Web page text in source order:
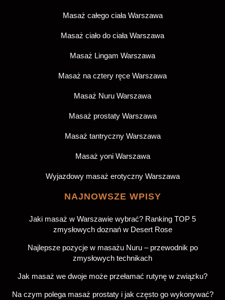
Masaż całego ciała Warszawa
Masaż ciało do ciała Warszawa
Masaż Lingam Warszawa
Masaż na cztery ręce Warszawa
Masaż Nuru Warszawa
Masaż prostaty Warszawa
Masaż tantryczny Warszawa
Masaż yoni Warszawa
Wyjazdowy masaż erotyczny Warszawa
NAJNOWSZE WPISY
Jaki masaż w Warszawie wybrać? Ranking TOP 5
zmysłowych doznań w Desert Rose
Najlepsze pozycje w masażu Nuru – przewodnik po
zmysłowych technikach
Jak masaż we dwoje może przełamać rutynę w związku?
Na czym polega masaż prostaty i jak często go wykonywać?